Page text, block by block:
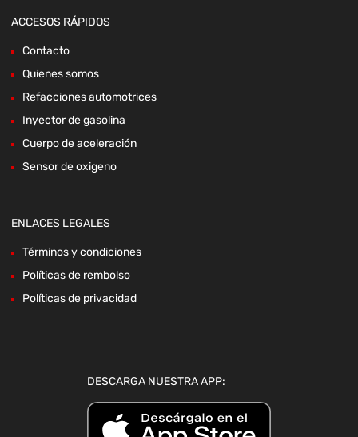
ACCESOS RÁPIDOS
Contacto
Quienes somos
Refacciones automotrices
Inyector de gasolina
Cuerpo de aceleración
Sensor de oxigeno
ENLACES LEGALES
Términos y condiciones
Políticas de rembolso
Políticas de privacidad
DESCARGA NUESTRA APP: